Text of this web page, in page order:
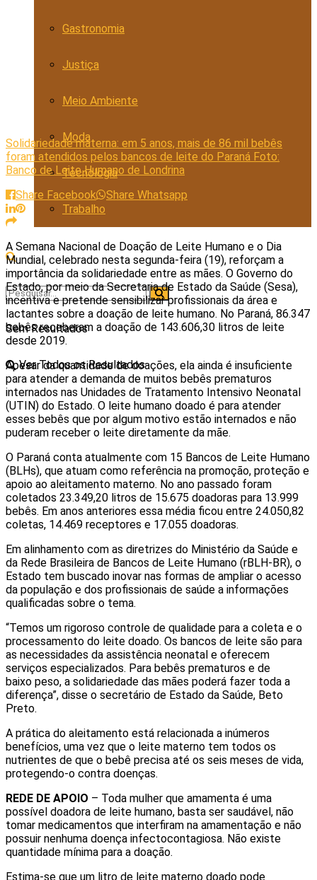
Gastronomia
Justiça
Meio Ambiente
Moda
Tecnologia
Trabalho
Sem Resultados
Ver Todos os Resultados
Solidariedade materna: em 5 anos, mais de 86 mil bebês
foram atendidos pelos bancos de leite do Paraná Foto:
Banco de Leite Humano de Londrina
Share Facebook
Share Whatsapp
A Semana Nacional de Doação de Leite Humano e o Dia
Mundial, celebrado nesta segunda-feira (19), reforçam a
importância da solidariedade entre as mães. O Governo do
Estado, por meio da Secretaria de Estado da Saúde (Sesa),
incentiva e pretende sensibilizar profissionais da área e
lactantes sobre a doação de leite humano. No Paraná, 86.347
bebês receberam a doação de 143.606,30 litros de leite
desde 2019.
Apesar da quantidade de doações, ela ainda é insuficiente
para atender a demanda de muitos bebês prematuros
internados nas Unidades de Tratamento Intensivo Neonatal
(UTIN) do Estado. O leite humano doado é para atender
esses bebês que por algum motivo estão internados e não
puderam receber o leite diretamente da mãe.
O Paraná conta atualmente com 15 Bancos de Leite Humano
(BLHs), que atuam como referência na promoção, proteção e
apoio ao aleitamento materno. No ano passado foram
coletados 23.349,20 litros de 15.675 doadoras para 13.999
bebês. Em anos anteriores essa média ficou entre 24.050,82
coletas, 14.469 receptores e 17.055 doadoras.
Em alinhamento com as diretrizes do Ministério da Saúde e
da Rede Brasileira de Bancos de Leite Humano (rBLH-BR), o
Estado tem buscado inovar nas formas de ampliar o acesso
da população e dos profissionais de saúde a informações
qualificadas sobre o tema.
“Temos um rigoroso controle de qualidade para a coleta e o
processamento do leite doado. Os bancos de leite são para
as necessidades da assistência neonatal e oferecem
serviços especializados. Para bebês prematuros e de
baixo peso, a solidariedade das mães poderá fazer toda a
diferença”, disse o secretário de Estado da Saúde, Beto
Preto.
A prática do aleitamento está relacionada a inúmeros
benefícios, uma vez que o leite materno tem todos os
nutrientes de que o bebê precisa até os seis meses de vida,
protegendo-o contra doenças.
REDE DE APOIO – Toda mulher que amamenta é uma
possível doadora de leite humano, basta ser saudável, não
tomar medicamentos que interfiram na amamentação e não
possuir nenhuma doença infectocontagiosa. Não existe
quantidade mínima para a doação.
Estima-se que um litro de leite materno doado pode